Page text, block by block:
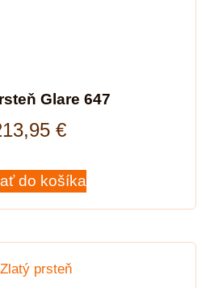
Glare 647
€
do košíka